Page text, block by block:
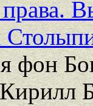
фон